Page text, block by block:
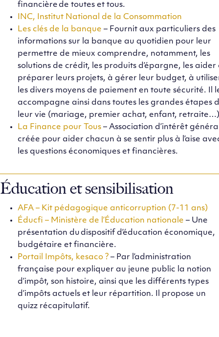
financière de toutes et tous.
INC, Institut National de la Consommation
Les clés de la banque – Fournit aux particuliers des
informations sur la banque au quotidien pour leur
permettre de mieux comprendre, notamment, les
solutions de crédit, les produits d’épargne, les aider
préparer leurs projets, à gérer leur budget, à
les divers moyens de paiement en toute sécurité. Il
accompagne ainsi dans toutes les grandes étapes
leur vie (mariage, premier achat, enfant,
La Finance pour Tous – Association d’intérêt
créée pour aider chacun à se sentir plus à l’aise
les questions économiques et financières.
Éducation et sensibilisation
AFA – Kit pédagogique anticorruption (7-11 ans)
Éducfi – Ministère de l’Éducation nationale – Une
présentation du dispositif d’éducation économique,
budgétaire et financière.
Portail Impôts, kesaco ? – Par l’administration
française pour expliquer au jeune public la notion
d’impôt, son histoire, ainsi que les différents types
d’impôts actuels et leur répartition. Il propose un
quizz récapitulatif.